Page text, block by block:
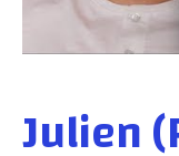
Julien